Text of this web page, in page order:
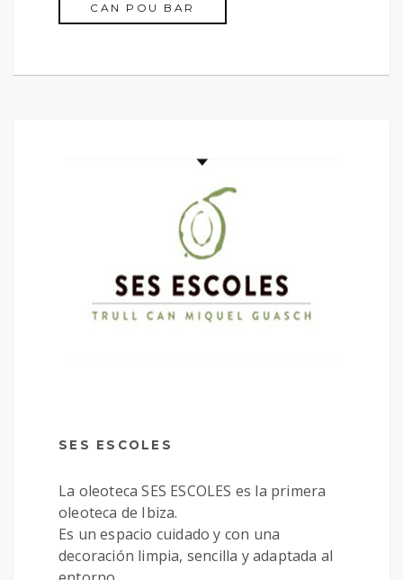
CAN POU BAR
SES ESCOLES
La oleoteca SES ESCOLES es la primera
oleoteca de Ibiza.
Es un espacio cuidado y con una
decoración limpia, sencilla y adaptada al